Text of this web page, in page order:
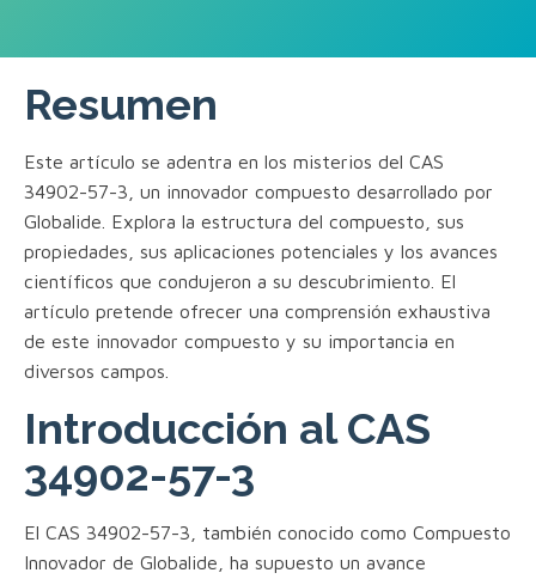
Resumen
Este artículo se adentra en los misterios del CAS
34902-57-3, un innovador compuesto desarrollado por
Globalide. Explora la estructura del compuesto, sus
propiedades, sus aplicaciones potenciales y los avances
científicos que condujeron a su descubrimiento. El
artículo pretende ofrecer una comprensión exhaustiva
de este innovador compuesto y su importancia en
diversos campos.
Introducción al CAS
34902-57-3
El CAS 34902-57-3, también conocido como Compuesto
Innovador de Globalide, ha supuesto un avance